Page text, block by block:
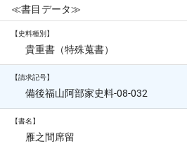
≪書目データ≫
【史料種別】
貴重書（特殊蒐書）
【請求記号】
備後福山阿部家史料-08-032
【書名】
雁之間席留